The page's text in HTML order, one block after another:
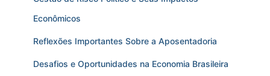
Econômicos
Reflexões Importantes Sobre a Aposentadoria
Desafios e Oportunidades na Economia Brasileira